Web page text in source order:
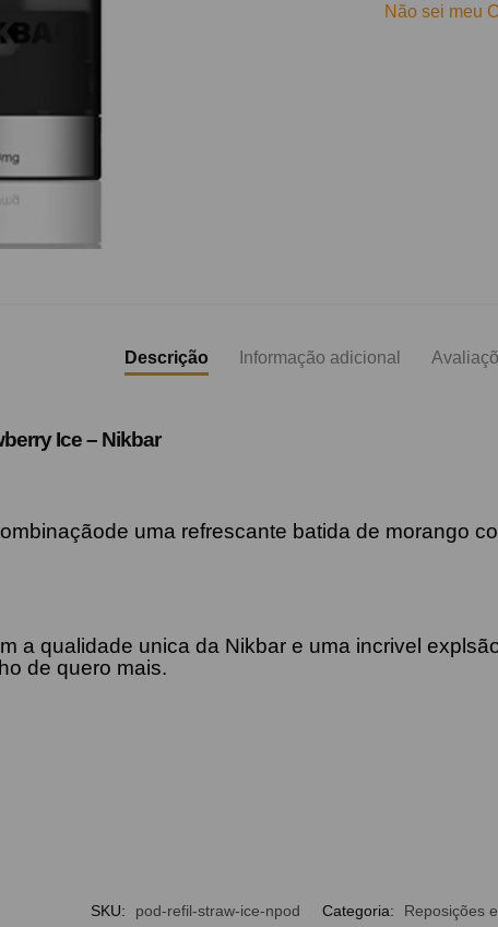
Não sei meu
Descrição Informação adicional
Ice – Nikbar
uma refrescante batida de morango
a qualidade unica da Nikbar e uma incrivel
de quero mais.
SKU: pod-refil-straw-ice-npod Categoria: Reposições